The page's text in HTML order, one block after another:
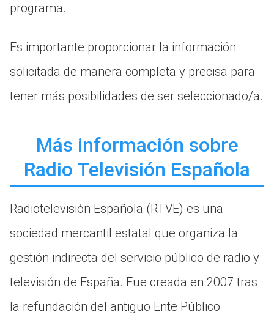
programa.
Es importante proporcionar la información
solicitada de manera completa y precisa para
tener más posibilidades de ser seleccionado/a.
Más información sobre
Radio Televisión Española
Radiotelevisión Española (RTVE) es una
sociedad mercantil estatal que organiza la
gestión indirecta del servicio público de radio y
televisión de España. Fue creada en 2007 tras
la refundación del antiguo Ente Público